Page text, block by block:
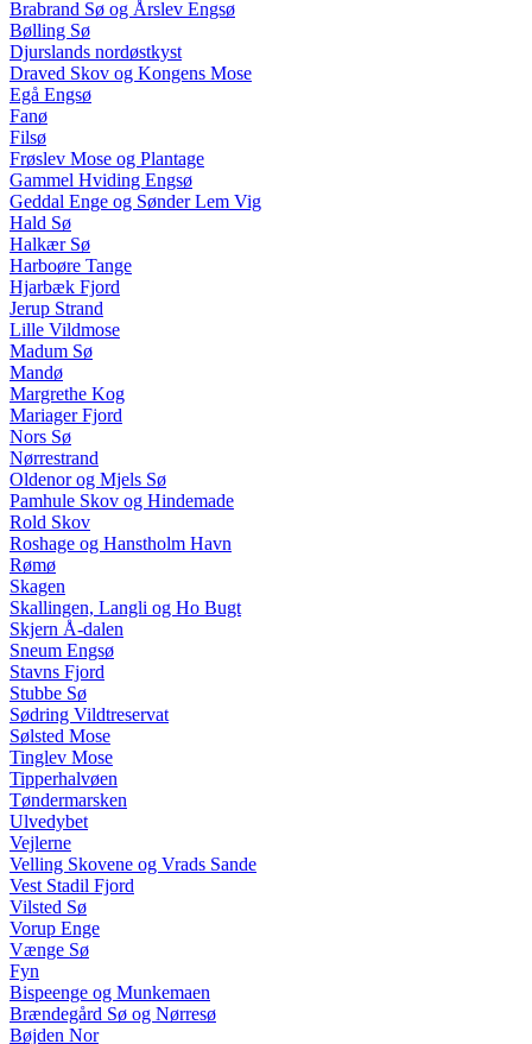
Brabrand Sø og Årslev Engsø
Bølling Sø
Djurslands nordøstkyst
Draved Skov og Kongens Mose
Egå Engsø
Fanø
Filsø
Frøslev Mose og Plantage
Gammel Hviding Engsø
Geddal Enge og Sønder Lem Vig
Hald Sø
Halkær Sø
Harboøre Tange
Hjarbæk Fjord
Jerup Strand
Lille Vildmose
Madum Sø
Mandø
Margrethe Kog
Mariager Fjord
Nors Sø
Nørrestrand
Oldenor og Mjels Sø
Pamhule Skov og Hindemade
Rold Skov
Roshage og Hanstholm Havn
Rømø
Skagen
Skallingen, Langli og Ho Bugt
Skjern Å-dalen
Sneum Engsø
Stavns Fjord
Stubbe Sø
Sødring Vildtreservat
Sølsted Mose
Tinglev Mose
Tipperhalvøen
Tøndermarsken
Ulvedybet
Vejlerne
Velling Skovene og Vrads Sande
Vest Stadil Fjord
Vilsted Sø
Vorup Enge
Vænge Sø
Fyn
Bispeenge og Munkemaen
Brændegård Sø og Nørresø
Bøjden Nor